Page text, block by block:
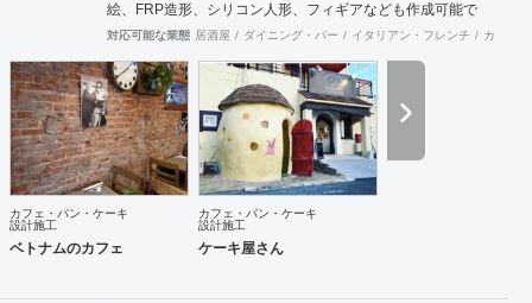
絵、FRP造形、シリコン人形、フィギアなども作成可能で
す。 モルタル造形の施工に関し、下塗りではサンドモルタル
ません。 協力会社 株式会社 河野建築デザイン 神奈川県川崎
市 エッジデザインワークス株式会社 群馬県前橋市
対応可能な業態 居酒屋 ダイニング・バー イタリアン・フレンチ カフェ
カフェ・パン・ケーキ
設計施工
ベトナムのカフェ
カフェ・パン・ケーキ
設計施工
ケーキ屋さん